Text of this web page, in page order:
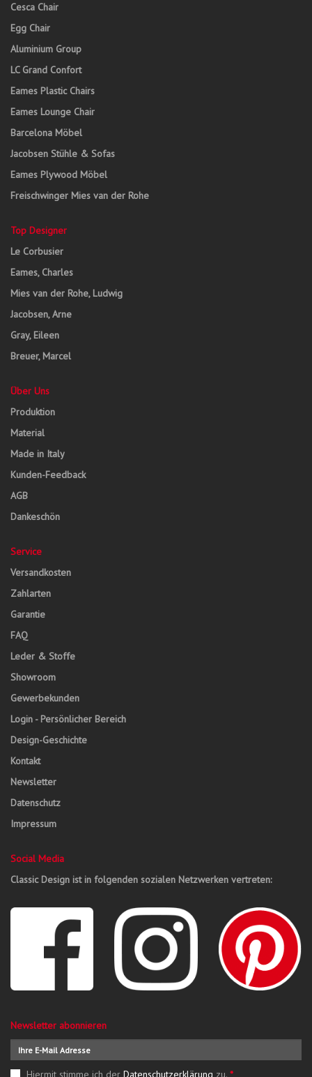
Cesca Chair
Egg Chair
Aluminium Group
LC Grand Confort
Eames Plastic Chairs
Eames Lounge Chair
Barcelona Möbel
Jacobsen Stühle & Sofas
Eames Plywood Möbel
Freischwinger Mies van der Rohe
Top Designer
Le Corbusier
Eames, Charles
Mies van der Rohe, Ludwig
Jacobsen, Arne
Gray, Eileen
Breuer, Marcel
Über Uns
Produktion
Material
Made in Italy
Kunden-Feedback
AGB
Dankeschön
Service
Versandkosten
Zahlarten
Garantie
FAQ
Leder & Stoffe
Showroom
Gewerbekunden
Login - Persönlicher Bereich
Design-Geschichte
Kontakt
Newsletter
Datenschutz
Impressum
Social Media
Classic Design ist in folgenden sozialen Netzwerken vertreten:
Newsletter abonnieren
Hiermit stimme ich der Datenschutzerklärung zu. *